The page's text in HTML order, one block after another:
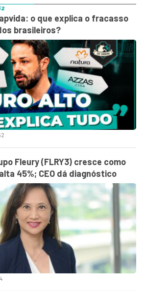
o que explica o fracasso
brasileiros?
Fleury (FLRY3) cresce como
45%; CEO dá diagnóstico